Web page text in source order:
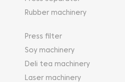
Rubber machinery
Press filter
Soy machinery
Deli tea machinery
Laser machinery